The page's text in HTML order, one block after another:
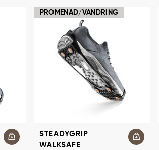
PROMENAD/VANDRING
STEADYGRIP
WALKSAFE